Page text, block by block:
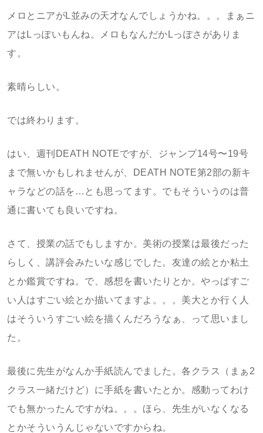
メロとニアがL並みの天才なんでしょうかね。。。まぁニ
アはLっぽいもんね。メロもなんだかLっぽさがありま
す。
素晴らしい。
では終わります。
はい、週刊DEATH NOTEですが、ジャンプ14号〜19号
まで無いかもしれませんが、DEATH NOTE第2部の新キ
ャラなどの話を…とも思ってます。でもそういうのは普
通に書いても良いですね。
さて、授業の話でもしますか。美術の授業は最後だった
らしく、講評会みたいな感じでした。友達の絵とか粘土
とか鑑賞ですね。で、感想を書いたりとか。やっぱすご
い人はすごい絵とか描いてますよ。。。美大とか行く人
はそういうすごい絵を描くんだろうなぁ、って思いまし
た。
最後に先生がなんか手紙読んでました。各クラス（まぁ2
クラス一緒だけど）に手紙を書いたとか。感動ってわけ
でも無かったんですがね。。。ほら、先生がいなくなる
とかそういうんじゃないですからね。